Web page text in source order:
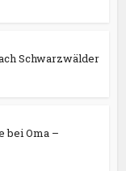
Schwarzwälder
bei Oma –